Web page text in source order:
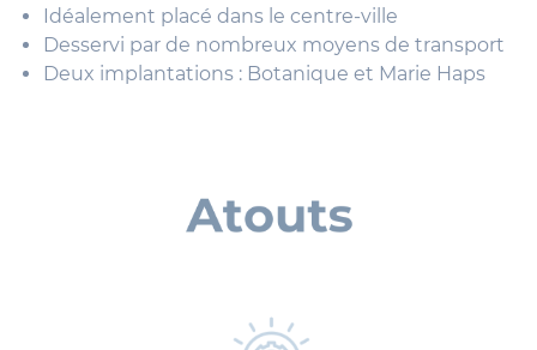
Idéalement placé dans le centre-ville
Desservi par de nombreux moyens de transport
Deux implantations : Botanique et Marie Haps